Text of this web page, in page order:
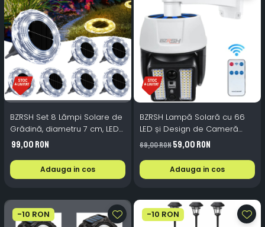
BZRSH Set 8 Lămpi Solare de
Grădină, diametru 7 cm, LED
Lumină Caldă, IP65 – Iluminat
Elegant fără Cabluri
99,00 RON
Adauga in cos
BZRSH Lampă Solară cu 66
LED și Design de Cameră
Falsă
69,00 RON59,00 RON
Adauga in cos
-10 RON -10 RON